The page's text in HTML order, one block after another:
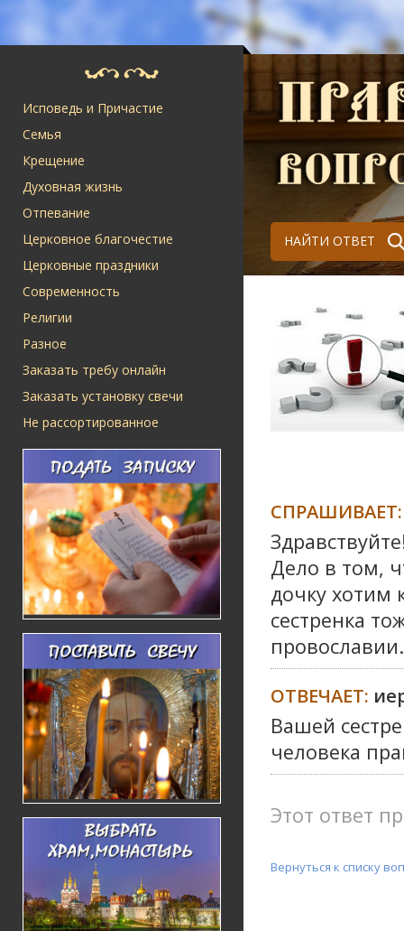
Исповедь и Причастие
Семья
Крещение
Духовная жизнь
Отпевание
Церковное благочестие
Церковные праздники
Современность
Религии
Разное
Заказать требу онлайн
Заказать установку свечи
Не рассортированное
НАЙТИ ОТВЕТ
СПРАШИВАЕТ:
Дело в том,
дочку хотим
сестренка
ОТВЕЧАЕТ:
Вашей
человека
Этот ответ
Вернуться к списку